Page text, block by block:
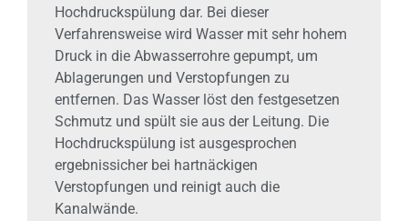
Hochdruckspülung dar. Bei dieser
Verfahrensweise wird Wasser mit sehr hohem
Druck in die Abwasserrohre gepumpt, um
Ablagerungen und Verstopfungen zu
entfernen. Das Wasser löst den festgesetzen
Schmutz und spült sie aus der Leitung. Die
Hochdruckspülung ist ausgesprochen
ergebnissicher bei hartnäckigen
Verstopfungen und reinigt auch die
Kanalwände.